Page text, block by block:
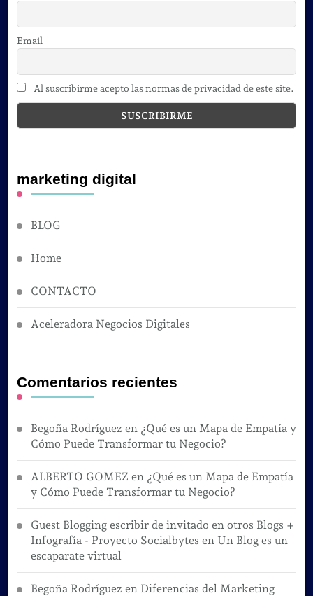
Email
Al suscribirme acepto las normas de privacidad de este site.
marketing digital
BLOG
Home
CONTACTO
Aceleradora Negocios Digitales
Comentarios recientes
Begoña Rodríguez en ¿Qué es un Mapa de Empatía y
Cómo Puede Transformar tu Negocio?
ALBERTO GOMEZ en ¿Qué es un Mapa de Empatía
y Cómo Puede Transformar tu Negocio?
Guest Blogging escribir de invitado en otros Blogs +
Infografía - Proyecto Socialbytes en Un Blog es un
escaparate virtual
Begoña Rodríguez en Diferencias del Marketing